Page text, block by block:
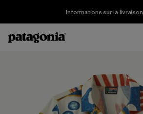
Informations sur la livraison